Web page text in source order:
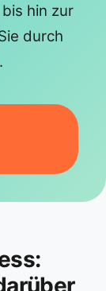
hin zur
durch